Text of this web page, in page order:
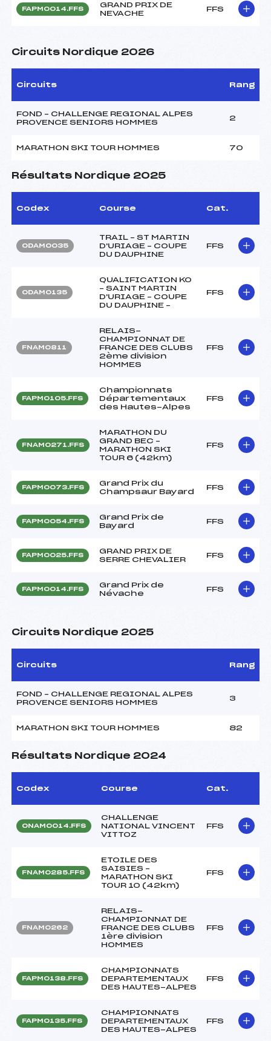
FAPM0014.FFS
GRAND PRIX DE
NEVACHE
FFS
Circuits Nordique 2026
Circuits Rang
FOND – CHALLENGE REGIONAL ALPES
PROVENCE SENIORS HOMMES
2
MARATHON SKI TOUR HOMMES 70
Résultats Nordique 2025
Codex Course Cat.
ODAM0035
TRAIL – ST MARTIN
D'URIAGE – COUPE
DU DAUPHINE
FFS
ODAM0135
QUALIFICATION KO
– SAINT MARTIN
D'URIAGE – COUPE
DU DAUPHINE –
FFS
FNAM0811
RELAIS-
CHAMPIONNAT DE
FRANCE DES CLUBS
2ème division
HOMMES
FFS
FAPM0105.FFS
Championnats
Départementaux
des Hautes-Alpes
FFS
FNAM0271.FFS
MARATHON DU
GRAND BEC –
MARATHON SKI
TOUR 6 (42km)
FFS
FAPM0073.FFS
Grand Prix du
Champsaur Bayard
FFS
FAPM0054.FFS
Grand Prix de
Bayard
FFS
FAPM0025.FFS
GRAND PRIX DE
SERRE CHEVALIER
FFS
FAPM0014.FFS
Grand Prix de
Névache
FFS
Circuits Nordique 2025
Circuits Rang
FOND – CHALLENGE REGIONAL ALPES
PROVENCE SENIORS HOMMES
3
MARATHON SKI TOUR HOMMES 82
Résultats Nordique 2024
Codex Course Cat.
ONAM0014.FFS
CHALLENGE
NATIONAL VINCENT
VITTOZ
FFS
FNAM0285.FFS
ETOILE DES
SAISIES –
MARATHON SKI
TOUR 10 (42km)
FFS
FNAM0262
RELAIS-
CHAMPIONNAT DE
FRANCE DES CLUBS
1ère division
HOMMES
FFS
FAPM0138.FFS
CHAMPIONNATS
DEPARTEMENTAUX
DES HAUTES-ALPES
FFS
FAPM0135.FFS
CHAMPIONNATS
DEPARTEMENTAUX
DES HAUTES-ALPES
FFS